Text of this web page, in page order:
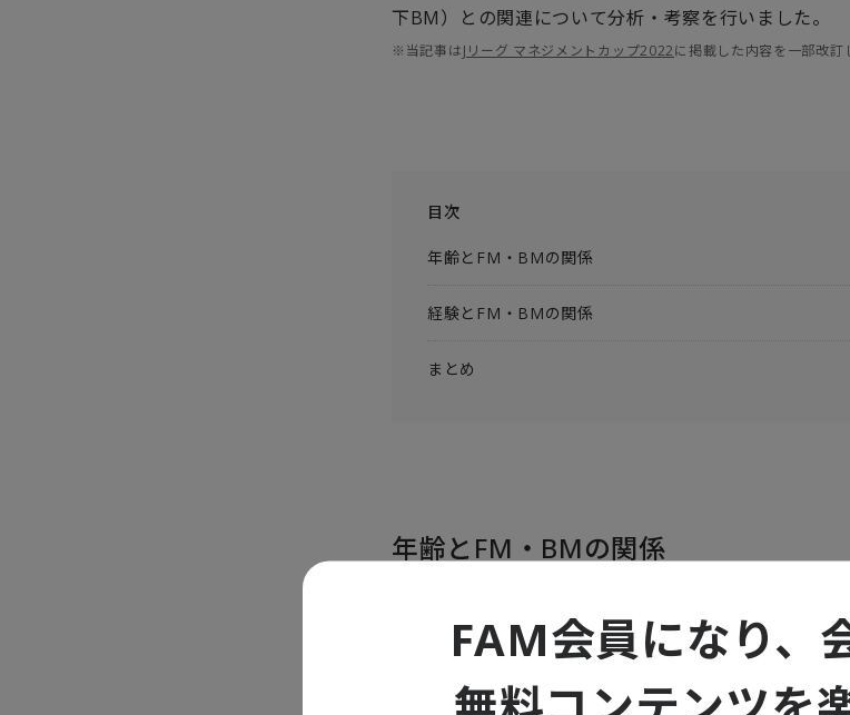
下BM）との関連について分析・考察を行いました。
※当記事はJリーグ マネジメントカップ2022に掲載した内容を一部改訂
目次
年齢とFM・BMの関係
経験とFM・BMの関係
まとめ
年齢とFM・BMの関係
年齢とクラブ成績の関係を明らかにするために、まず
間にどのような関連性があるかを分析していきます。
た各クラブの平均年齢と勝率をプロットしたものです
FAM会員になり、